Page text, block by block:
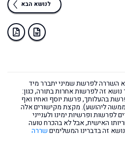
לנושא הבא
השררה לפרשת שמיני יתברר מיד
זה לפרשות אחרות בתורה, כגון:
בהעלותך, פרשת יוסף ואחיו ואף
ליהושע). מקצת מקישורים אלה
לפרשות ופרשיות ימינו ולענייני
האישית, אבל לא בהכרח טועה
זה בדברינו המשלימיםשררה